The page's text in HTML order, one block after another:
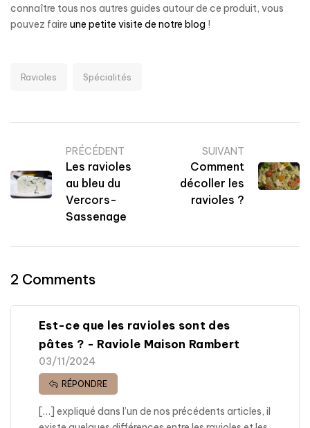
connaître tous nos autres guides autour de ce produit, vous
pouvez faire une petite visite de notre blog !
Ravioles Spécialités
PRÉCÉDENT
Les ravioles
au bleu du
Vercors-
Sassenage
SUIVANT
Comment
décoller les
ravioles ?
2 Comments
Est-ce que les ravioles sont des
pâtes ? - Raviole Maison Rambert
03/11/2024
RÉPONDRE
[…] expliqué dans l’un de nos précédents articles, il